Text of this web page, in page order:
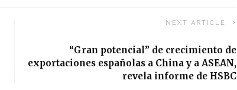
NEXT ARTICLE
“Gran potencial” de crecimiento de
exportaciones españolas a China y a ASEAN,
revela informe de HSBC